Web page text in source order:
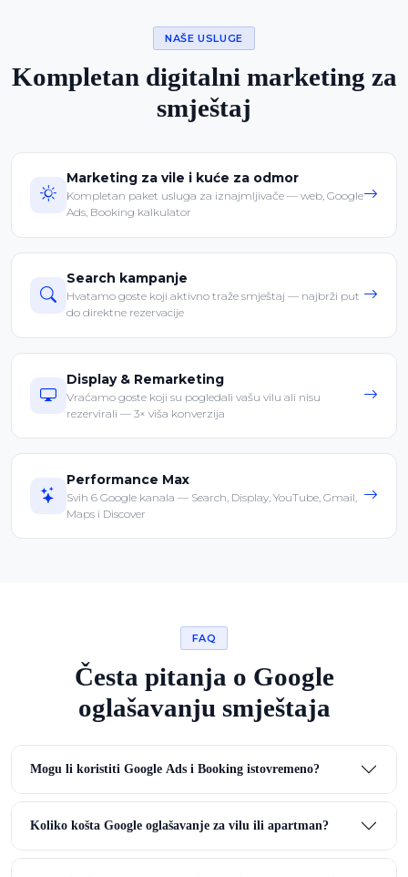
NAŠE USLUGE
Kompletan digitalni marketing za
smještaj
Marketing za vile i kuće za odmor
Kompletan paket usluga za iznajmljivače — web, Google
Ads, Booking kalkulator
Search kampanje
Hvatamo goste koji aktivno traže smještaj — najbrži put
do direktne rezervacije
Display & Remarketing
Vraćamo goste koji su pogledali vašu vilu ali nisu
rezervirali — 3× viša konverzija
Performance Max
Svih 6 Google kanala — Search, Display, YouTube, Gmail,
Maps i Discover
FAQ
Česta pitanja o Google
oglašavanju smještaja
Mogu li koristiti Google Ads i Booking istovremeno?
Koliko košta Google oglašavanje za vilu ili apartman?